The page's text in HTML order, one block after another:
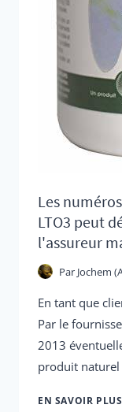
Les
LTO3 peut
l'assureur
Par Jochem
En tant que
Par le
2013
produit naturel
EN SAVOIR PLUS